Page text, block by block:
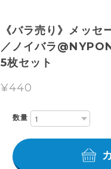
《バラ売り》メッ
／ノイバラ
5枚セット
¥440
数量